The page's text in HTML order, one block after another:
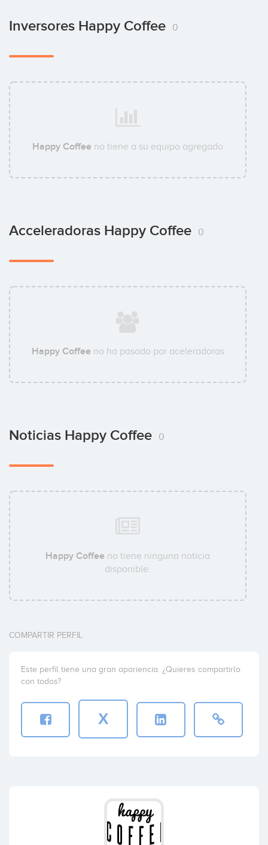
Inversores Happy Coffee 0
Happy Coffee no tiene a su equipo agregado
Acceleradoras Happy Coffee 0
Happy Coffeeno ha pasado por aceleradoras
Noticias Happy Coffee 0
Happy Coffee no tiene ninguna noticia
disponible.
COMPARTIR PERFIL
Este perfil tiene una gran apariencia. ¿Quieres compartirlo
con todos?
X